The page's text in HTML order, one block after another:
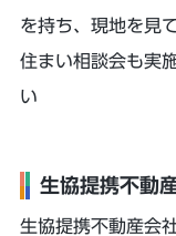
を持ち、現地を見
住まい相談会も実
い
生協提携不動
生協提携不動産会